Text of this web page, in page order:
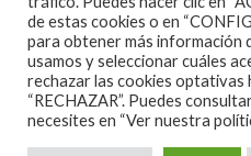
2007 COPYRIGHT -
de estas cookies o en
para obtener más información
usamos y seleccionar cuáles
rechazar las cookies optativas
“RECHAZAR”. Puedes
necesites en “Ver nuestra